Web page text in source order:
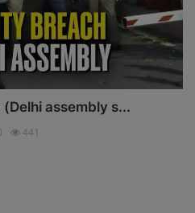
(Delhi assembly s...
441